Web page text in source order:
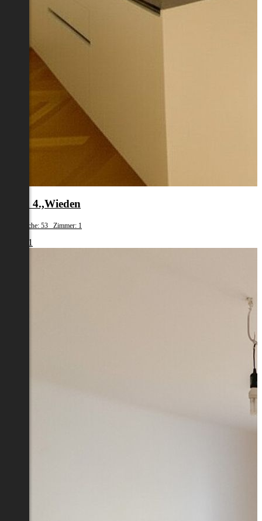
Wien 4.,Wieden
Wohnfläche: 53 Zimmer: 1
€ 1.461